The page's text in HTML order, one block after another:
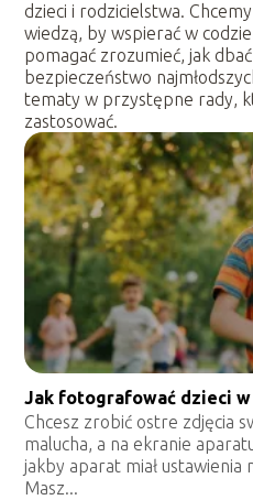
dzieci i rodzicielstwa.
wiedzą, by wspierać w
pomagać zrozumieć, jak
bezpieczeństwo
tematy w przystępne rady,
zastosować.
Jak fotografować dzieci w
Chcesz zrobić ostre zdjęcia
malucha, a na ekranie
jakby aparat miał
Masz...